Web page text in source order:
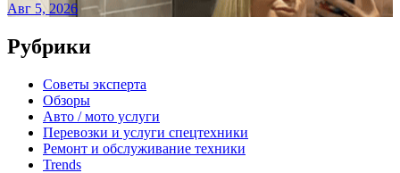
Авг 5, 2026
Рубрики
Советы эксперта
Обзоры
Авто / мото услуги
Перевозки и услуги спецтехники
Ремонт и обслуживание техники
Trends